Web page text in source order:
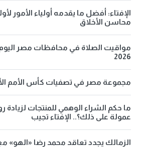
الإفتاء: أفضل ما يقدمه أولياء الأمور
محاسن الأخلاق
2026
مجموعة مصر في تصفيات كأس الأمم
ما حكم الشراء الوهمي للمنتجات لزيادة
عمولة على ذلك؟.. الإفتاء تجيب
الزمالك يجدد تعاقد محمد رضا «الهو»